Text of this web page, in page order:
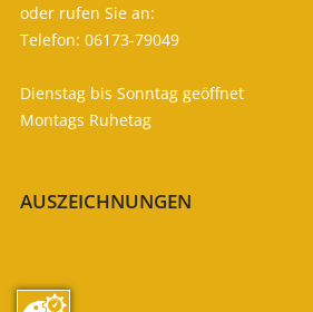
oder rufen Sie an:
Telefon: 06173-79049
Dienstag bis Sonntag geöffnet
Montags Ruhetag
AUSZEICHNUNGEN